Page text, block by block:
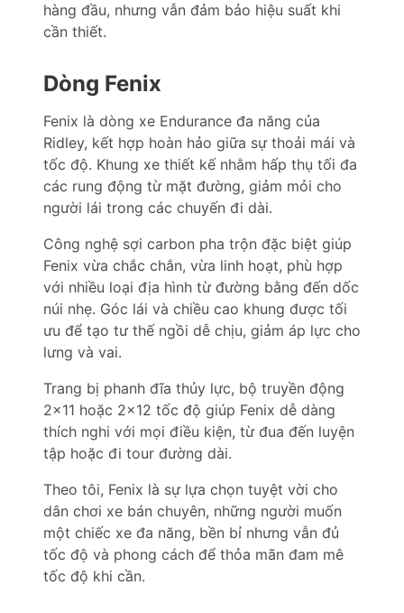
hàng đầu, nhưng vẫn đảm bảo hiệu suất khi
cần thiết.
Dòng Fenix
Fenix là dòng xe Endurance đa năng của
Ridley, kết hợp hoàn hảo giữa sự thoải mái và
tốc độ. Khung xe thiết kế nhằm hấp thụ tối đa
các rung động từ mặt đường, giảm mỏi cho
người lái trong các chuyến đi dài.
Công nghệ sợi carbon pha trộn đặc biệt giúp
Fenix vừa chắc chắn, vừa linh hoạt, phù hợp
với nhiều loại địa hình từ đường bằng đến dốc
núi nhẹ. Góc lái và chiều cao khung được tối
ưu để tạo tư thế ngồi dễ chịu, giảm áp lực cho
lưng và vai.
Trang bị phanh đĩa thủy lực, bộ truyền động
2×11 hoặc 2×12 tốc độ giúp Fenix dễ dàng
thích nghi với mọi điều kiện, từ đua đến luyện
tập hoặc đi tour đường dài.
Theo tôi, Fenix là sự lựa chọn tuyệt vời cho
dân chơi xe bán chuyên, những người muốn
một chiếc xe đa năng, bền bỉ nhưng vẫn đủ
tốc độ và phong cách để thỏa mãn đam mê
tốc độ khi cần.